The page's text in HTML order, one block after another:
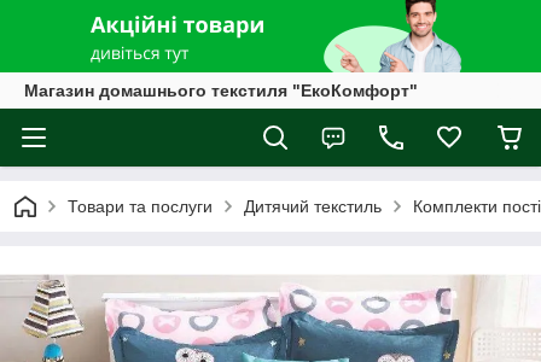
Магазин домашнього текстиля "ЕкоКомфорт"
Товари та послуги Дитячий текстиль Комплекти